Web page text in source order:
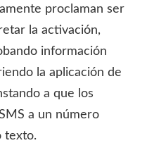
proclaman ser
la activación,
información
la aplicación de
a que los
a un número
texto.